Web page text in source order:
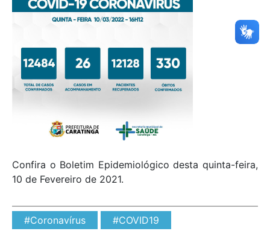
Confira o Boletim Epidemiológico desta quinta-feira,
10 de Fevereiro de 2021.
#Coronavírus #COVID19